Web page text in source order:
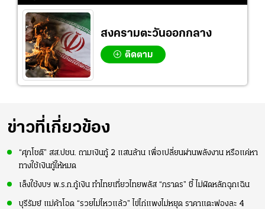
สงครามตะวันออกกลาง
ติดตาม
ข่าวที่เกี่ยวข้อง
“ศุภโชติ” สส.ปชน. ถามเงินกู้ 2 แสนล้าน เพื่อเปลี่ยนผ่านพลังงาน หรือแค่หา
ทางใช้เงินกู้ให้หมด
เล็งใช้งบฯ พ.ร.ก.กู้เงิน ทำไทยเที่ยวไทยพลัส “ภราดร” ชี้ ไม่ผิดหลักฉุกเฉิน
บุรีรัมย์ แม่ค้าโอด “รวยไม่ไหวแล้ว” ไข่ไก่แพงไม่หยุด ราคาแตะฟองละ 4